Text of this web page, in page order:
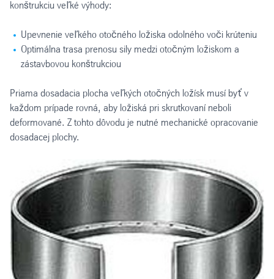
konštrukciu veľké výhody:
Upevnenie veľkého otočného ložiska odolného voči krúteniu
Optimálna trasa prenosu sily medzi otočným ložiskom a
zástavbovou konštrukciou
Priama dosadacia plocha veľkých otočných ložísk musí byť v
každom prípade rovná, aby ložiská pri skrutkovaní neboli
deformované. Z tohto dôvodu je nutné mechanické opracovanie
dosadacej plochy.